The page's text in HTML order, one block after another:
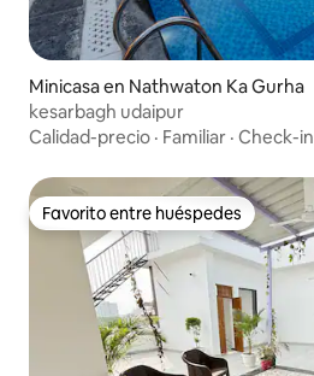
Minicasa en Nathwaton Ka Gurha
kesarbagh udaipur
Calidad-precio · Familiar · Check-in
Favorito entre huéspedes
Favorito entre huéspedes